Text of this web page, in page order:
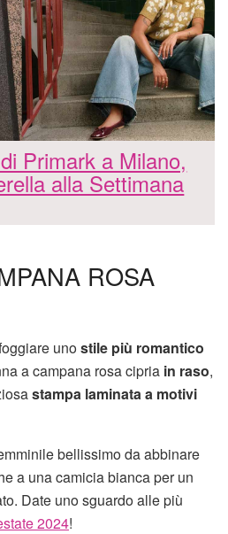
Primark a Milano,
alla Settimana
ROSA
unostile più romantico
a campana rosa cipria in raso,
stampa laminata a motivi
bellissimo da abbinare
a una camicia bianca per un
Date uno sguardo alle più
2024!